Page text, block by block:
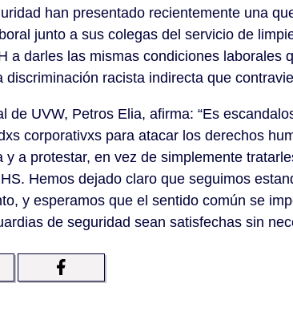
han presentado recientemente una
junto a sus colegas del servicio de
a darles las mismas condiciones laborales
discriminación racista indirecta que
de UVW, Petros Elia, afirma: “Es
corporativxs para atacar los derechos
y a protestar, en vez de simplemente
Hemos dejado claro que seguimos
y esperamos que el sentido común se
de seguridad sean satisfechas sin